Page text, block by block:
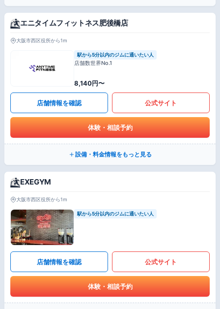
エニタイムフィットネス肥後橋店
大阪市西区役所から1m
駅から5分以内のジムに通いたい人
店舗数世界No.1
8,140円〜
店舗情報を確認 公式サイト
体験・相談予約
設備・料金情報をもっと見る
EXEGYM
大阪市西区役所から1m
駅から5分以内のジムに通いたい人
店舗情報を確認 公式サイト
体験・相談予約